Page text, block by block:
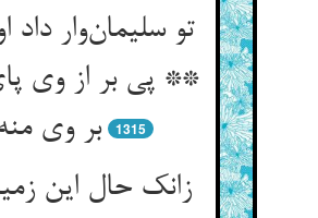
تو سلیمان‌وار داد
** پی بر از وی
بر وی
1315
زانک حال این